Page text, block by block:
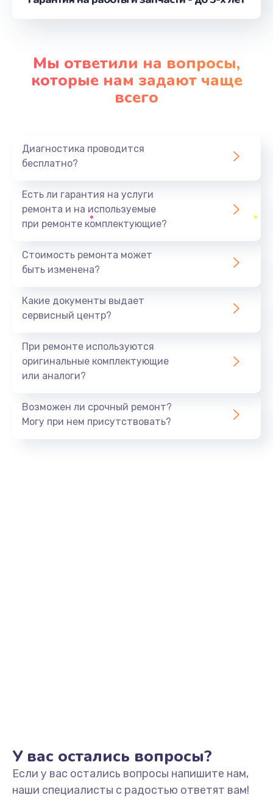
от 1730 руб.
от 950 руб.
Заказать
от 495 руб.
Заказать
Замена экрана
Заказать
от 660 руб.
Заказать
Замена северного моста
Мы ответили на вопросы,
которые нам задают чаще
всего
Диагностика проводится
бесплатно?
Есть ли гарантия на услуги
ремонта и на используемые
при ремонте комплектующие?
Стоимость ремонта может
быть изменена?
Какие документы выдает
сервисный центр?
При ремонте используются
оригинальные комплектующие
или аналоги?
Возможен ли срочный ремонт?
Могу при нем присутствовать?
У вас остались вопросы?
Если у вас остались вопросы напишите нам,
наши специалисты с радостью ответят вам!